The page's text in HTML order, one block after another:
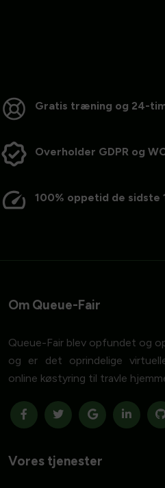
Gratis træning og 24-
Overholder GDPR og
100% oppetid de sidste
Om Queue-Fair
Queue-Fair blev opfundet og
og er det oprindelige
online køstyring til travle
Vores tjenester